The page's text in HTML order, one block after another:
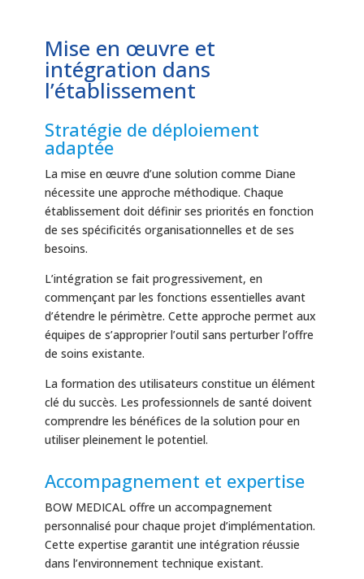
Mise en œuvre et
intégration dans
l’établissement
Stratégie de déploiement
adaptée
La mise en œuvre d’une solution comme Diane
nécessite une approche méthodique. Chaque
établissement doit définir ses priorités en fonction
de ses spécificités organisationnelles et de ses
besoins.
L’intégration se fait progressivement, en
commençant par les fonctions essentielles avant
d’étendre le périmètre. Cette approche permet aux
équipes de s’approprier l’outil sans perturber l’offre
de soins existante.
La formation des utilisateurs constitue un élément
clé du succès. Les professionnels de santé doivent
comprendre les bénéfices de la solution pour en
utiliser pleinement le potentiel.
Accompagnement et expertise
BOW MEDICAL offre un accompagnement
personnalisé pour chaque projet d’implémentation.
Cette expertise garantit une intégration réussie
dans l’environnement technique existant.